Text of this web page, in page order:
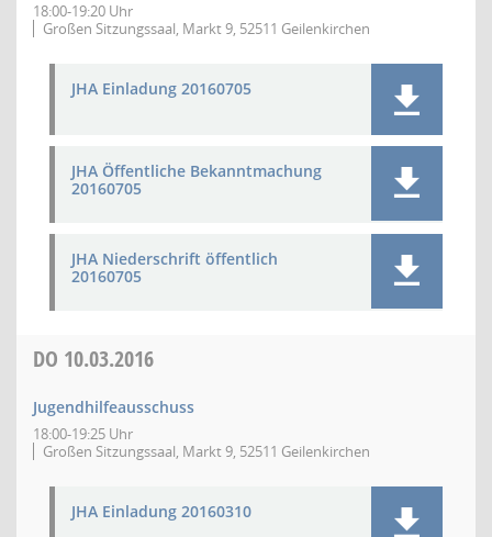
18:00-19:20 Uhr
Großen Sitzungssaal, Markt 9, 52511 Geilenkirchen
JHA Einladung 20160705
JHA Öffentliche Bekanntmachung
20160705
JHA Niederschrift öffentlich
20160705
DO 10.03.2016
Jugendhilfeausschuss
18:00-19:25 Uhr
Großen Sitzungssaal, Markt 9, 52511 Geilenkirchen
JHA Einladung 20160310